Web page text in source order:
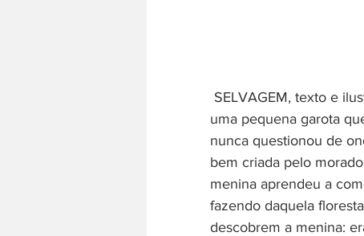
uma pequena garota
nunca questionou de
bem criada pelo
menina aprendeu a
fazendo daquela
descobrem a menina: